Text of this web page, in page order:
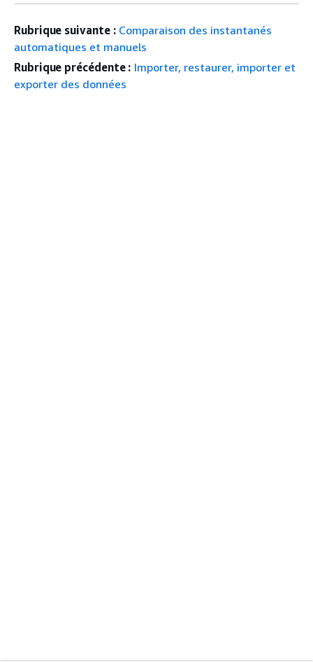
Rubrique suivante : Comparaison des instantanés
automatiques et manuels
Rubrique précédente : Importer, restaurer, importer et
exporter des données